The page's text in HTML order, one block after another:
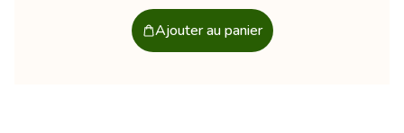
Ajouter au panier